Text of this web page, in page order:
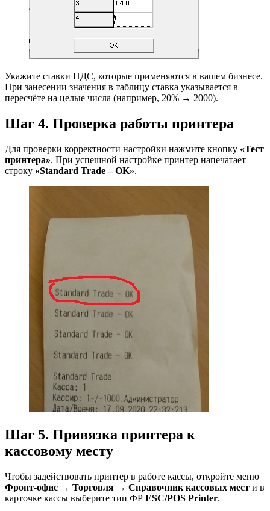
Укажите ставки НДС, которые применяются в вашем бизнесе.
При занесении значения в таблицу ставка указывается в
пересчёте на целые числа (например, 20% → 2000).
Шаг 4. Проверка работы принтера
Для проверки корректности настройки нажмите кнопку «Тест
принтера». При успешной настройке принтер напечатает
строку «Standard Trade – OK».
Шаг 5. Привязка принтера к
кассовому месту
Чтобы задействовать принтер в работе кассы, откройте меню
Фронт-офис → Торговля → Справочник кассовых мест и в
карточке кассы выберите тип ФР ESC/POS Printer.